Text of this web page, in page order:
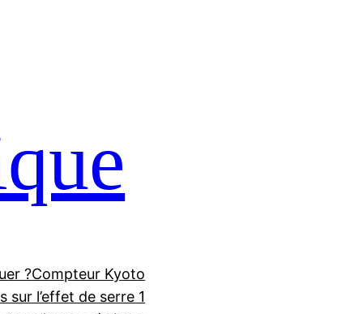
?Compteur Kyoto
sur l’effet de serre 1